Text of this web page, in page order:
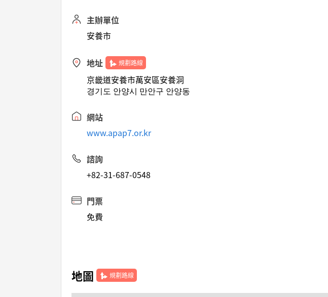
主辦單位
安養市
地址 規劃路線
京畿道安養市萬安區安養洞
경기도 안양시 만안구 안양동
網站
www.apap7.or.kr
諮詢
+82-31-687-0548
門票
免費
地圖 規劃路線